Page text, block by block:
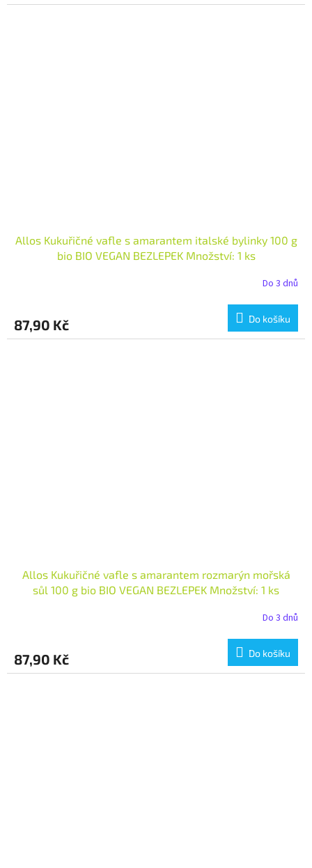
Allos Kukuřičné vafle s amarantem italské bylinky 100 g
bio BIO VEGAN BEZLEPEK Množství: 1 ks
Do 3 dnů
87,90 Kč Do košíku
Allos Kukuřičné vafle s amarantem rozmarýn mořská
sůl 100 g bio BIO VEGAN BEZLEPEK Množství: 1 ks
Do 3 dnů
87,90 Kč Do košíku